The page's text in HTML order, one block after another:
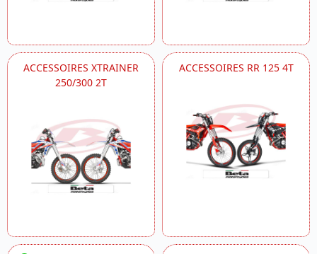
ACCESSOIRES XTRAINER
250/300 2T
ACCESSOIRES RR 125 4T